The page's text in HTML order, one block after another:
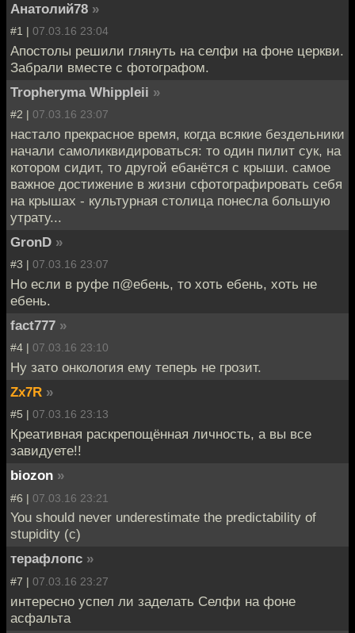
Анатолий78 »
#1 | 07.03.16 23:04
Апостолы решили глянуть на селфи на фоне церкви.
Забрали вместе с фотографом.
Tropheryma Whippleii »
#2 | 07.03.16 23:07
настало прекрасное время, когда всякие бездельники
начали самоликвидироваться: то один пилит сук, на
котором сидит, то другой ебанётся с крыши. самое
важное достижение в жизни сфотографировать себя
на крышах - культурная столица понесла большую
утрату...
GronD »
#3 | 07.03.16 23:07
Но если в руфе п@ебень, то хоть ебень, хоть не
ебень.
fact777 »
#4 | 07.03.16 23:10
Ну зато онкология ему теперь не грозит.
Zx7R »
#5 | 07.03.16 23:13
Креативная раскрепощённая личность, а вы все
завидуете!!
biozon »
#6 | 07.03.16 23:21
You should never underestimate the predictability of
stupidity (c)
терафлопс »
#7 | 07.03.16 23:27
интересно успел ли заделать Селфи на фоне
асфальта